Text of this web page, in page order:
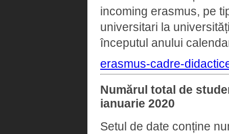
incoming erasmus, pe
universitari la
începutul anului
erasmus-cadre-
Numărul total de
ianuarie 2020
Setul de date conține